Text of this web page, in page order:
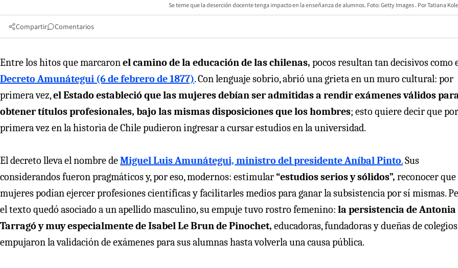
Se teme que la deserción docente tenga impacto en la enseñanza de alumnos. Foto: Getty Images Tatiana
Compartir Comentarios
Entre los hitos que marcaronel camino de la educación de las chilenas, pocos resultan tan decisivos como
Decreto Amunátegui (6 de febrero de 1877). Con lenguaje sobrio, abrió una grieta en un muro cultural: por
primera vez,el Estado estableció que las mujeres debían ser admitidas a rendir exámenes válidos
obtener títulos profesionales, bajo las mismas disposiciones que los hombres; esto quiere decir que por
primera vez en la historia de Chile pudieron ingresar a cursar estudios en la universidad.
El decreto lleva el nombre deMiguel Luis Amunátegui, ministro del presidente Aníbal Pinto.Sus
considerandos fueron pragmáticos y, por eso, modernos: estimular“estudios serios y sólidos”, reconocer que
mujeres podían ejercer profesiones científicas y facilitarles medios para ganar la subsistencia por sí mismas.
el texto quedó asociado a un apellido masculino, su empuje tuvo rostro femenino: la persistencia de Antonia
Tarragó y muy especialmente de Isabel Le Brun de Pinochet, educadoras, fundadoras y dueñas de
empujaron la validación de exámenes para sus alumnas hasta volverla una causa pública.